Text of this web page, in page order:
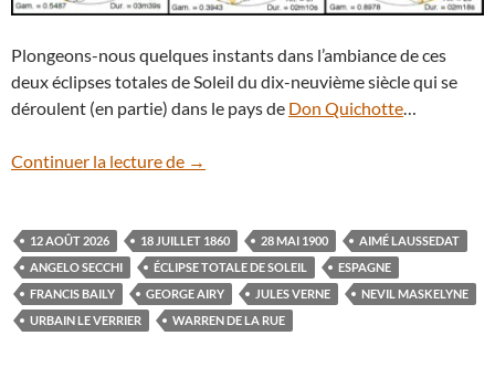
Plongeons-nous quelques instants dans l’ambiance de ces
deux éclipses totales de Soleil du dix-neuvième siècle qui se
déroulent (en partie) dans le pays de Don Quichotte
Continuer la lecture de 1860, 1900, 2026 : éclipses au pays de
→
12 AOÛT 2026 18 JUILLET 1860 28 MAI 1900
AIMÉ LAUSSEDAT
ANGELO SECCHI
ÉCLIPSE TOTALE DE SOLEIL
ESPAGNE
FRANCIS BAILY
GEORGE AIRY JULES VERNE
NEVIL MASKELYNE
URBAIN LE VERRIER
WARREN DE LA RUE